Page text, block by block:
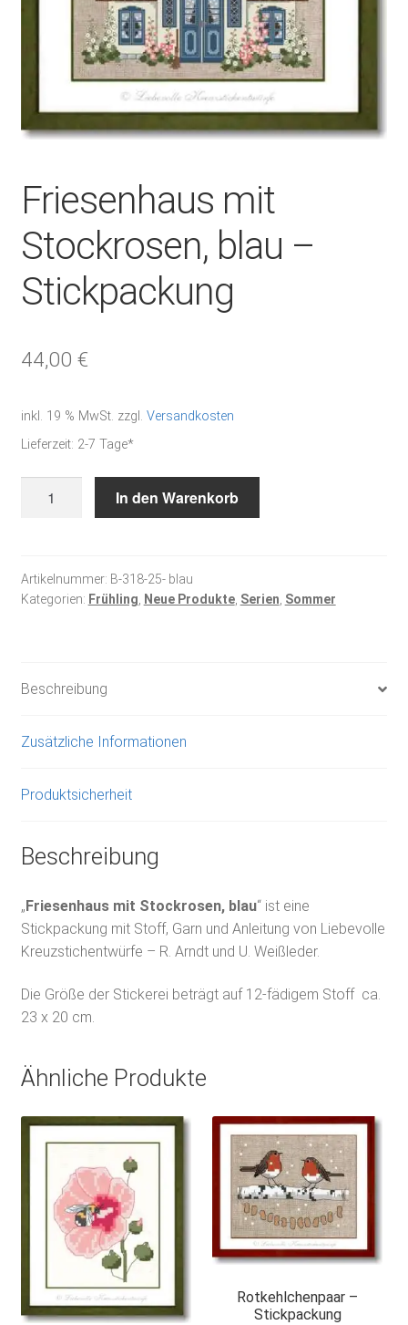
Friesenhaus mit
Stockrosen, blau –
Stickpackung
44,00 €
inkl. 19 % MwSt. zzgl. Versandkosten
Lieferzeit: 2-7 Tage*
-
Stickpackung
In den Warenkorb
Artikelnummer: B-318-25- blau
Kategorien: Frühling, Neue Produkte, Serien, Sommer
Beschreibung
Zusätzliche Informationen
Produktsicherheit
Beschreibung
„Friesenhaus mit Stockrosen, blau“ ist eine
Stickpackung mit Stoff, Garn und Anleitung von Liebevolle
Kreuzstichentwürfe – R. Arndt und U. Weißleder.
Die Größe der Stickerei beträgt auf 12-fädigem Stoff ca.
23 x 20 cm.
Ähnliche Produkte
Rotkehlchenpaar –
Stickpackung